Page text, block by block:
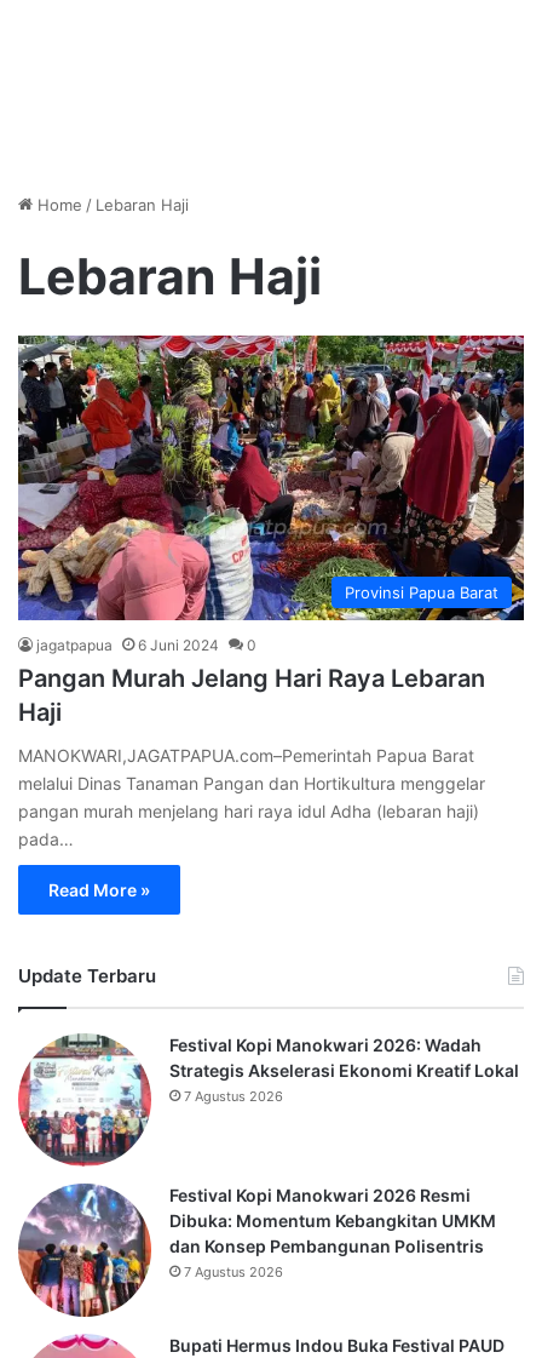
Home / Lebaran Haji
Lebaran Haji
Provinsi Papua Barat
jagatpapua 6 Juni 2024 0
Pangan Murah Jelang Hari Raya Lebaran
Haji
MANOKWARI,JAGATPAPUA.com–Pemerintah Papua Barat
melalui Dinas Tanaman Pangan dan Hortikultura menggelar
pangan murah menjelang hari raya idul Adha (lebaran haji)
pada…
Read More »
Update Terbaru
Festival Kopi Manokwari 2026: Wadah
Strategis Akselerasi Ekonomi Kreatif Lokal
7 Agustus 2026
Festival Kopi Manokwari 2026 Resmi
Dibuka: Momentum Kebangkitan UMKM
dan Konsep Pembangunan Polisentris
7 Agustus 2026
Bupati Hermus Indou Buka Festival PAUD